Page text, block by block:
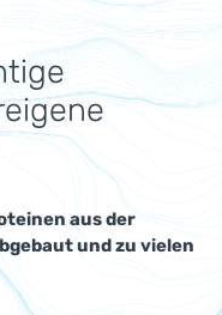
aus der
und zu vielen